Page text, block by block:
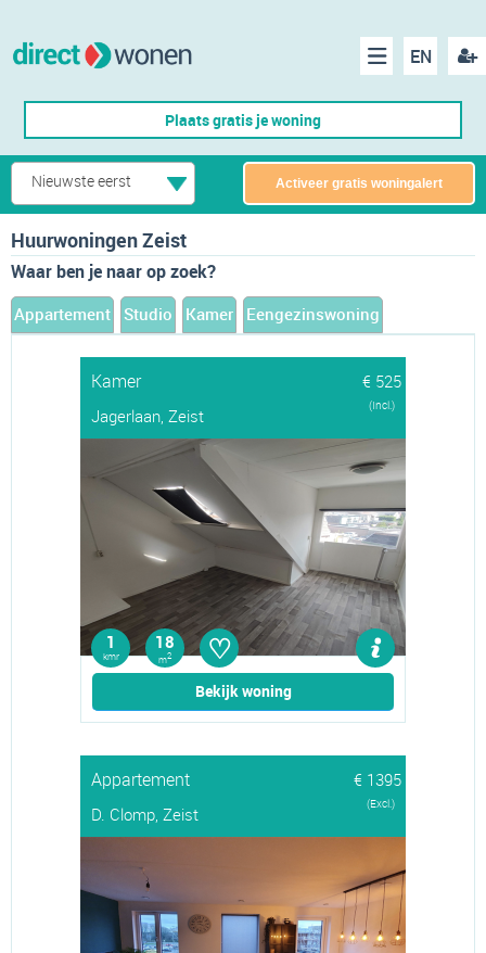
EN
Menu
Plaats gratis je woning
Nieuwste eerst Activeer gratis woningalert
Huurwoningen Zeist
Waar ben je naar op zoek?
Appartement Studio Kamer Eengezinswoning
Kamer
€ 525
Jagerlaan, Zeist
(Incl.)
1
kmr
18
m2 ♡
Bekijk woning
Appartement
€ 1395
D. Clomp, Zeist
(Excl.)